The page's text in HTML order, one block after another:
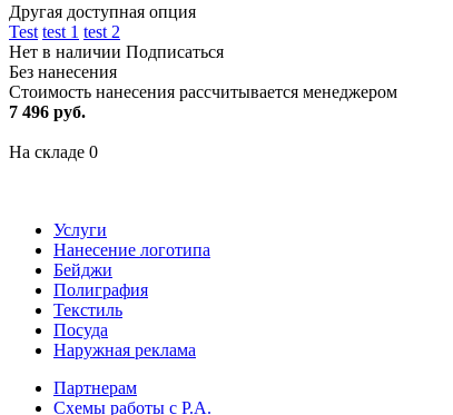
Другая доступная опция
Test test 1 test 2
Нет в наличии Подписаться
Без нанесения
Стоимость нанесения рассчитывается менеджером
7 496 руб.
На складе 0
Услуги
Нанесение логотипа
Бейджи
Полиграфия
Текстиль
Посуда
Наружная реклама
Партнерам
Схемы работы с Р.А.